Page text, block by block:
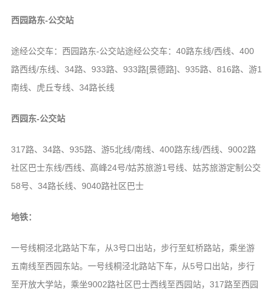
西园路东-公交站
途经公交车：西园路东-公交站途经公交车：40路东线/西线、400
路西线/东线、34路、933路、933路[景德路]、935路、816路、游1
南线、虎丘专线、34路长线
西园东-公交站
317路、34路、935路、游5北线/南线、400路东线/西线、9002路
社区巴士东线/西线、高峰24号/姑苏旅游1号线、姑苏旅游定制公交
58号、34路长线、9040路社区巴士
地铁：
一号线桐泾北路站下车，从3号口出站，步行至虹桥路站，乘坐游
五南线至西园东站。一号线桐泾北路站下车，从5号口出站，步行
至开放大学站，乘坐9002路社区巴士西线至西园站，317路至西园